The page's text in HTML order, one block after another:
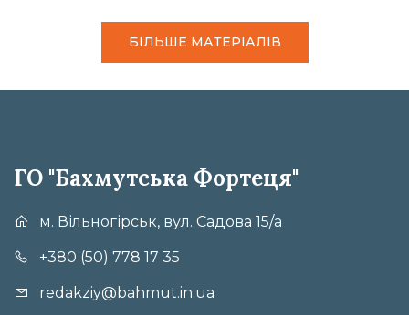
БІЛЬШЕ МАТЕРІАЛІВ
ГО "Бахмутська Фортеця"
м. Вільногірськ, вул. Садова 15/а
+380 (50) 778 17 35
redakziy@bahmut.in.ua